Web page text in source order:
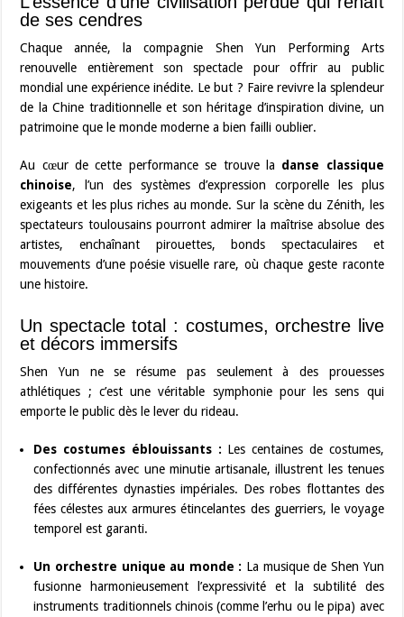
de ses cendres
Chaque année, la compagnie Shen Yun Performing Arts
renouvelle entièrement son spectacle pour offrir au public
mondial une expérience inédite. Le but ? Faire revivre la splendeur
de la Chine traditionnelle et son héritage d’inspiration divine, un
patrimoine que le monde moderne a bien failli oublier.
Au cœur de cette performance se trouve la danse classique
chinoise, l’un des systèmes d’expression corporelle les plus
exigeants et les plus riches au monde. Sur la scène du Zénith, les
spectateurs toulousains pourront admirer la maîtrise absolue des
artistes, enchaînant pirouettes, bonds spectaculaires et
mouvements d’une poésie visuelle rare, où chaque geste raconte
une histoire.
Un spectacle total : costumes, orchestre live
et décors immersifs
Shen Yun ne se résume pas seulement à des prouesses
athlétiques ; c’est une véritable symphonie pour les sens qui
emporte le public dès le lever du rideau.
Des costumes éblouissants : Les centaines de costumes,
confectionnés avec une minutie artisanale, illustrent les tenues
des différentes dynasties impériales. Des robes flottantes des
fées célestes aux armures étincelantes des guerriers, le voyage
temporel est garanti.
Un orchestre unique au monde : La musique de Shen Yun
fusionne harmonieusement l’expressivité et la subtilité des
instruments traditionnels chinois (comme l’erhu ou le pipa) avec